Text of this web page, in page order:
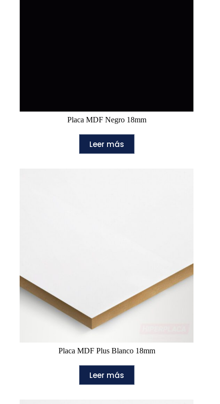
Placa MDF Negro 18mm
Leer más
Placa MDF Plus Blanco 18mm
Leer más